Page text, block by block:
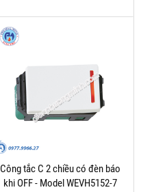
Công tắc C 2 chiều có đèn báo
khi OFF - Model WEVH5152-7